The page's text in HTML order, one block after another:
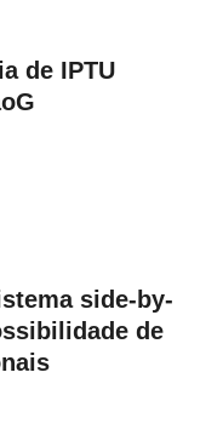
de IPTU
side-by-
de